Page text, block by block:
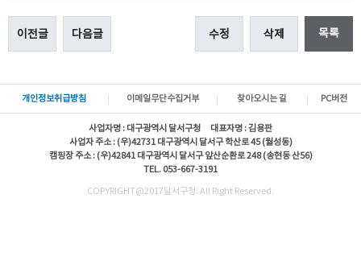
이전글 다음글 수정 삭제 목록
개인정보취급방침 이메일무단수집거부 찾아오시는 길 PC버전
사업자명 : 대구광역시 달서구청 대표자명 : 김용판
사업자 주소 : (우)42731 대구광역시 달서구 학산로 45 (월성동)
캠핑장 주소 : (우)42841 대구광역시 달서구 앞산순환로 248 (송현동 산56)
TEL. 053-667-3191
COPYRIGHT@2017달서구청. All Right Reserved.